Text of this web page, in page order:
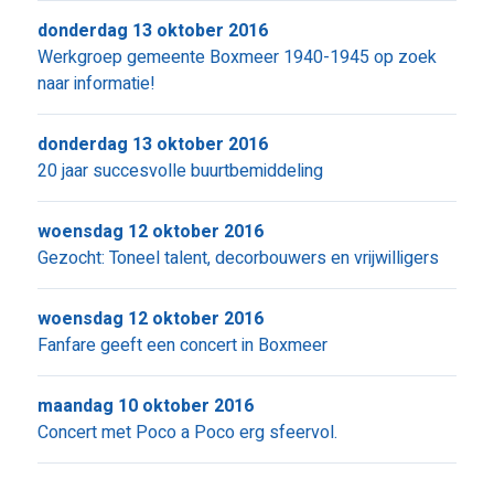
Werkgroep gemeente Boxmeer 1940-1945 op zoek
naar informatie!
donderdag 13 oktober 2016
20 jaar succesvolle buurtbemiddeling
donderdag 13 oktober 2016
Gezocht: Toneel talent, decorbouwers en vrijwilligers
woensdag 12 oktober 2016
Fanfare geeft een concert in Boxmeer
woensdag 12 oktober 2016
Concert met Poco a Poco erg sfeervol.
maandag 10 oktober 2016